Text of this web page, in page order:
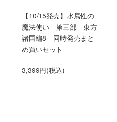
【10/15発売】水属性の
魔法使い 第三部 東方
諸国編8 同時発売まと
め買いセット
3,399円(税込)